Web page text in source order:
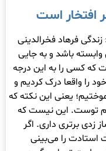
افتخار است
فرهاد فخرالدینی
باشد و به جایی
که کسی را به این درجه
را واقعا درک کردیم و
یعنی این نکته که
توست. این نیست که
زدی برتری داری. اگر
استادت را می‌بینی